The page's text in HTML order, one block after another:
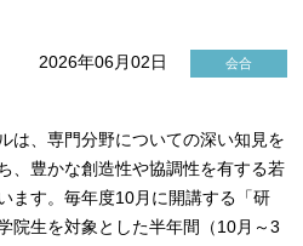
2026年06月02日 会合
は、専門分野についての深い知見を
、豊かな創造性や協調性を有する若
ます。毎年度10月に開講する「研
院生を対象とした半年間（10月～3